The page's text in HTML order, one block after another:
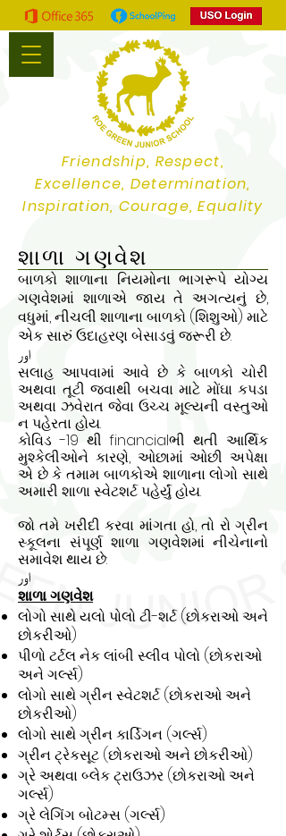
Friendship, Respect,
Excellence, Determination,
Inspiration, Courage, Equality
શાળા ગણવેશ
બાળકો શાળાના નિયમોના ભાગરૂપે યોગ્ય
ગણવેશમાં શાળાએ જાય તે અગત્યનું છે,
વધુમાં, નીચલી શાળાના બાળકો (શિશુઓ) માટે
એક સારું ઉદાહરણ બેસાડવું જરૂરી છે.
اور
સલાહ આપવામાં આવે છે કે બાળકો ચોરી
અથવા તૂટી જવાથી બચવા માટે મોંઘા કપડા
અથવા ઝવેરાત જેવા ઉચ્ચ મૂલ્યની વસ્તુઓ
ન પહેરતા હોય.
કોવિડ -19 થી financialભી થતી આર્થિક
મુશ્કેલીઓને કારણે, ઓછામાં ઓછી અપેક્ષા
એ છે કે તમામ બાળકોએ શાળાના લોગો સાથે
અમારી શાળા સ્વેટશર્ટ પહેર્યું હોય.
જો તમે ખરીદી કરવા માંગતા હો, તો રો ગ્રીન
સ્કૂલના સંપૂર્ણ શાળા ગણવેશમાં નીચેનાનો
સમાવેશ થાય છે:
اور
શાળા ગણવેશ
લોગો સાથે યલો પોલો ટી-શર્ટ (છોકરાઓ અને
છોકરીઓ)
પીળો ટર્ટલ નેક લાંબી સ્લીવ પોલો (છોકરાઓ
અને ગર્લ્સ)
લોગો સાથે ગ્રીન સ્વેટશર્ટ (છોકરાઓ અને
છોકરીઓ)
લોગો સાથે ગ્રીન કાર્ડિગન (ગર્લ્સ)
ગ્રીન ટ્રેકસૂટ (છોકરાઓ અને છોકરીઓ)
ગ્રે અથવા બ્લેક ટ્રાઉઝર (છોકરાઓ અને
ગર્લ્સ)
ગ્રે લેગિંગ બોટમ્સ (ગર્લ્સ)